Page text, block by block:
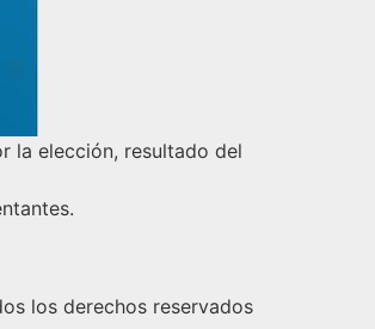
la elección, resultado del
los derechos reservados